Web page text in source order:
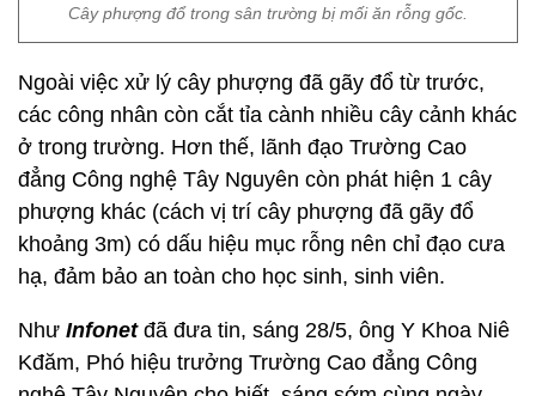
Cây phượng đổ trong sân trường bị mối ăn rỗng gốc.
Ngoài việc xử lý cây phượng đã gãy đổ từ trước,
các công nhân còn cắt tỉa cành nhiều cây cảnh khác
ở trong trường. Hơn thế, lãnh đạo Trường Cao
đẳng Công nghệ Tây Nguyên còn phát hiện 1 cây
phượng khác (cách vị trí cây phượng đã gãy đổ
khoảng 3m) có dấu hiệu mục rỗng nên chỉ đạo cưa
hạ, đảm bảo an toàn cho học sinh, sinh viên.
Như Infonetđã đưa tin, sáng 28/5, ông Y Khoa Niê
Kđăm, Phó hiệu trưởng Trường Cao đẳng Công